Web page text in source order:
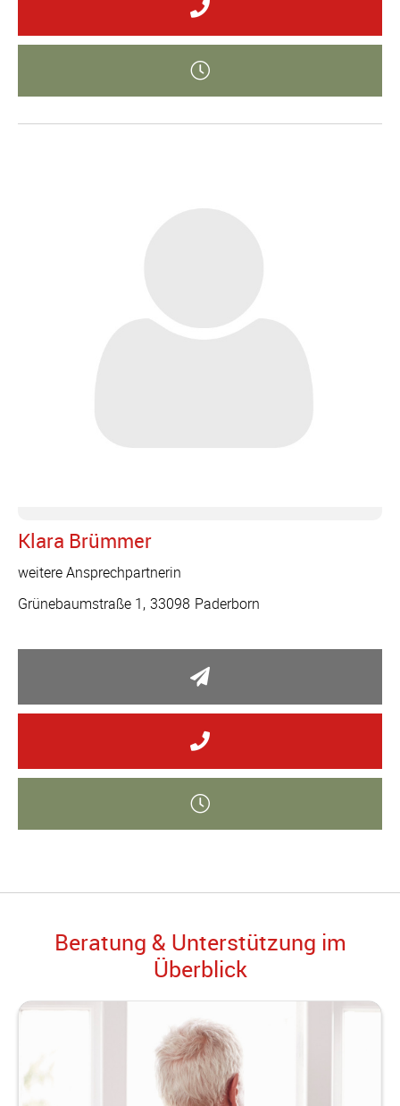
Klara Brümmer
weitere Ansprechpartnerin
Grünebaumstraße 1 33098 Paderborn
Beratung & Unterstützung im
Überblick